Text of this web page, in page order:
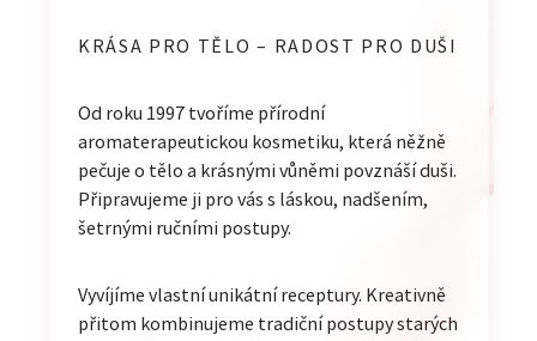
KRÁSA PRO TĚLO – RADOST PRO DUŠI
Od roku 1997 tvoříme přírodní
aromaterapeutickou kosmetiku, která něžně
pečuje o tělo a krásnými vůněmi povznáší duši.
Připravujeme ji pro vás s láskou, nadšením,
šetrnými ručními postupy.
Vyvíjíme vlastní unikátní receptury. Kreativně
přitom kombinujeme tradiční postupy starých